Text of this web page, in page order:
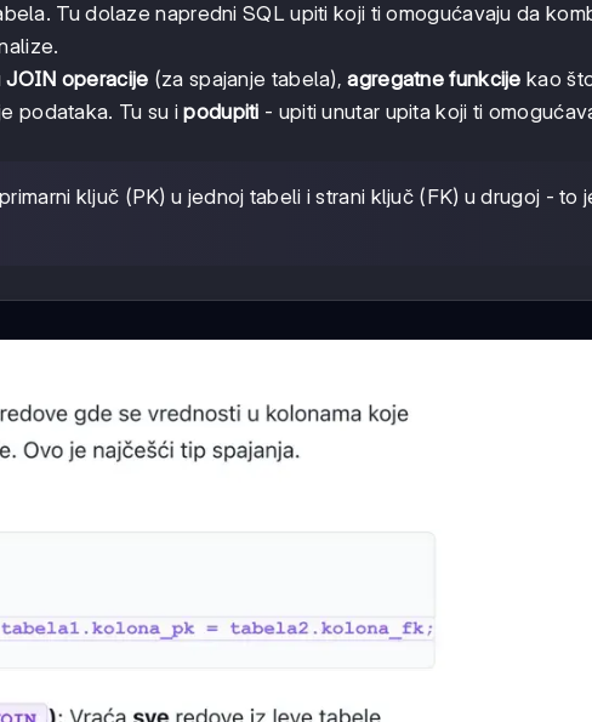
Tu dolaze napredni SQL upiti koji ti omogućavaju da
JOIN operacije (za spajanje tabela),agregatne funkcije kao
podataka. Tu su ipodupiti - upiti unutar upita koji ti
ključ (PK) u jednoj tabeli i strani ključ (FK) u drugoj - to